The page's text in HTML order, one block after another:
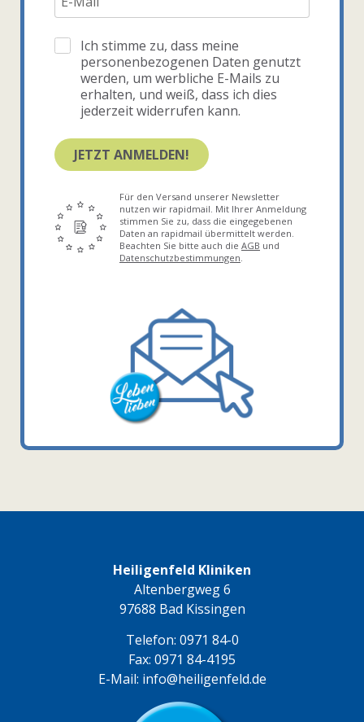
Ich stimme zu, dass meine
personenbezogenen Daten genutzt
werden, um werbliche E-Mails zu
erhalten, und weiß, dass ich dies
jederzeit widerrufen kann.
JETZT ANMELDEN!
Für den Versand unserer Newsletter
nutzen wir rapidmail. Mit Ihrer Anmeldung
stimmen Sie zu, dass die eingegebenen
Daten an rapidmail übermittelt werden.
Beachten Sie bitte auch die AGB und
Datenschutzbestimmungen
Heiligenfeld Kliniken
Altenbergweg 6
97688 Bad Kissingen
Telefon: 0971 84-0
Fax: 0971 84-4195
E-Mail: info@heiligenfeld.de